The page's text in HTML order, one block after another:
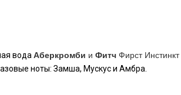
вода Аберкромби и Фитч Фирст Инстинкт
ноты: Замша, Мускус и Амбра.